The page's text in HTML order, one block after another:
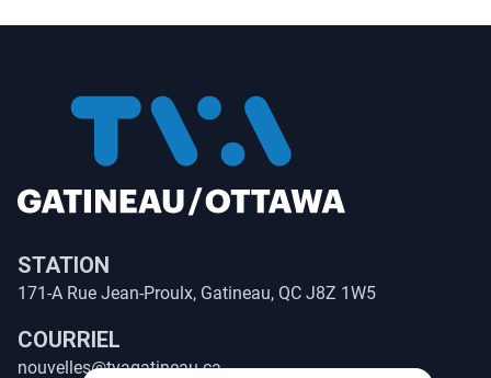
STATION
171-A Rue Jean-Proulx, Gatineau, QC J8Z 1W5
COURRIEL
nouvelles@tvagatineau.ca